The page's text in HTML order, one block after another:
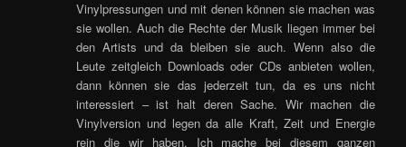
Vinylpressungen und mit denen können sie machen was
sie wollen. Auch die Rechte der Musik liegen immer bei
den Artists und da bleiben sie auch. Wenn also die
Leute zeitgleich Downloads oder CDs anbieten wollen,
dann können sie das jederzeit tun, da es uns nicht
interessiert – ist halt deren Sache. Wir machen die
Vinylversion und legen da alle Kraft, Zeit und Energie
rein die wir haben. Ich mache bei diesem ganzen